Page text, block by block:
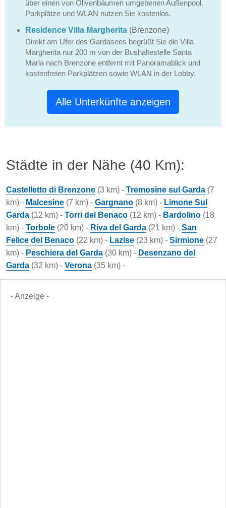
über einen von Olivenbäumen umgebenen Außenpool.
Parkplätze und WLAN nutzen Sie kostenlos.
Residence Villa Margherita (Brenzone)
Direkt am Ufer des Gardasees begrüßt Sie die Villa
Margherita nur 200 m von der Bushaltestelle Santa
Maria nach Brenzone entfernt mit Panoramablick und
kostenfreien Parkplätzen sowie WLAN in der Lobby.
Alle Unterkünfte anzeigen
Städte in der Nähe (40 Km):
Castelletto di Brenzone (3 km) - Tremosine sul Garda (7
km) - Malcesine (7 km) - Gargnano (8 km) - Limone Sul
Garda (12 km) - Torri del Benaco (12 km) - Bardolino (18
km) - Torbole (20 km) - Riva del Garda (21 km) - San
Felice del Benaco (22 km) - Lazise (23 km) - Sirmione (27
km) - Peschiera del Garda (30 km) - Desenzano del
Garda (32 km) - Verona (35 km) -
- Anzeige -